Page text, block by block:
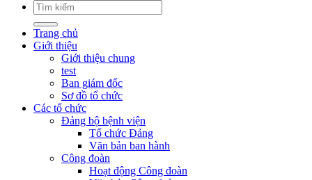
Trang chủ
Giới thiệu
Giới thiệu chung
test
Ban giám đốc
Sơ đồ tổ chức
Các tổ chức
Đảng bộ bệnh viện
Tổ chức Đảng
Văn bản ban hành
Công đoàn
Hoạt động Công đoàn